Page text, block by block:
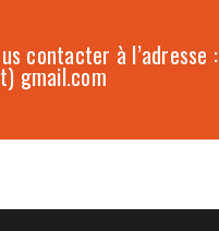
contacter à l’adresse :
gmail.com